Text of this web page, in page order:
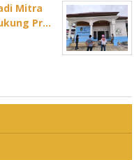
Mitra
Pr…